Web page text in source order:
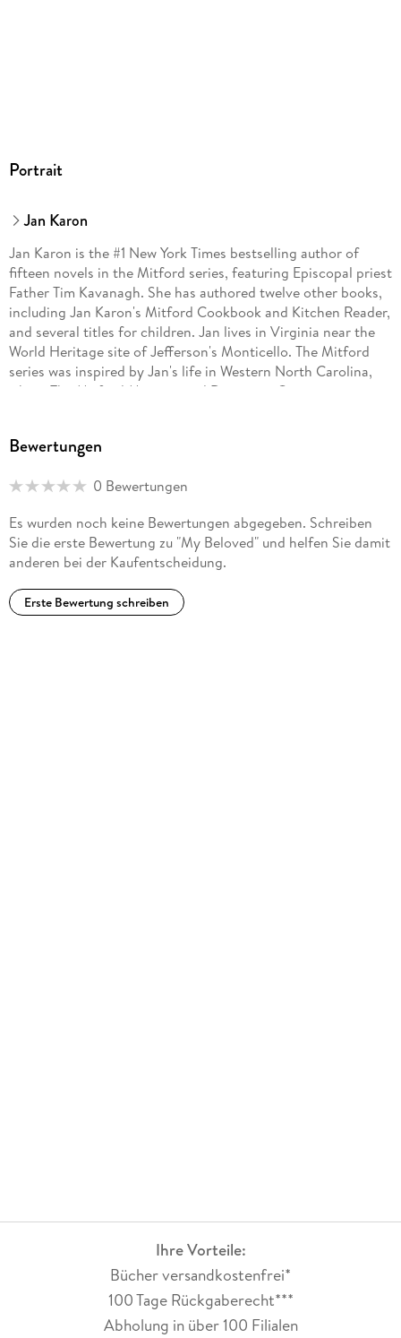
Portrait
Jan Karon
Jan Karon is the #1 New York Times bestselling author of
fifteen novels in the Mitford series, featuring Episcopal priest
Father Tim Kavanagh. She has authored twelve other books,
including Jan Karon's Mitford Cookbook and Kitchen Reader,
and several titles for children. Jan lives in Virginia near the
World Heritage site of Jefferson's Monticello. The Mitford
series was inspired by Jan's life in Western North Carolina,
where The Mitford Museum and Discovery Center now
about the Mitford Museum, visit www. themitfordmuseum.
Bewertungen
0 Bewertungen
Es wurden noch keine Bewertungen abgegeben. Schreiben
Sie die erste Bewertung zu "My Beloved" und helfen Sie damit
anderen bei der Kaufentscheidung.
Erste Bewertung schreiben
Ihre Vorteile:
Bücher versandkostenfrei*
100 Tage Rückgaberecht***
Abholung in über 100 Filialen